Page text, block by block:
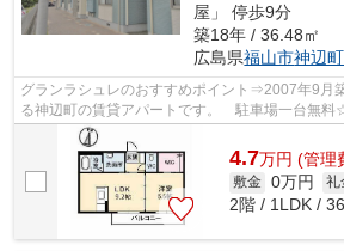
屋」 停歩9分
築18年 / 36.48㎡
広島県福山市神辺町
グランラシュレのおすすめポイント⇒2007年9
る神辺町の賃貸アパートです。 駐車場一台無
です！ 徒歩約10分のところにはドラック...
4.7万円 (管理
敷金 0万円 礼
2階 / 1LDK /